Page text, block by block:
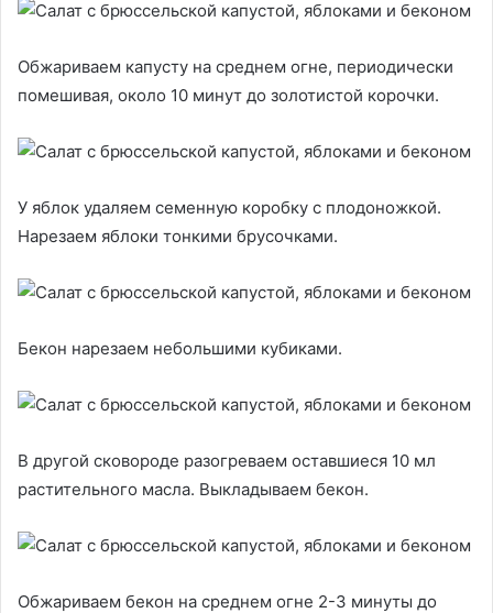
Обжариваем капусту на среднем огне, периодически
помешивая, около 10 минут до золотистой корочки.
У яблок удаляем семенную коробку с плодоножкой.
Нарезаем яблоки тонкими брусочками.
Бекон нарезаем небольшими кубиками.
В другой сковороде разогреваем оставшиеся 10 мл
растительного масла. Выкладываем бекон.
Обжариваем бекон на среднем огне 2-3 минуты до